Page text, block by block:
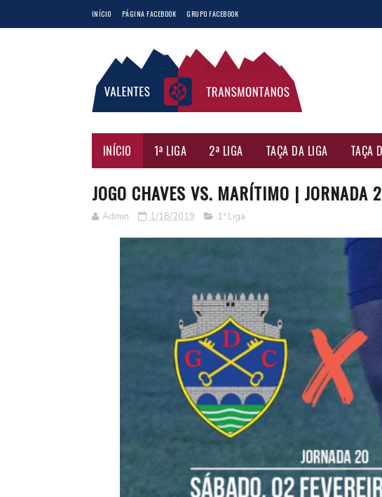
INÍCIO PÁGINA FACEBOOK GRUPO FACEBOOK
INÍCIO 1ª LIGA 2ª LIGA TAÇA DA LIGA TAÇA
JOGO CHAVES VS. MARÍTIMO | JORNADA
Admin 1/18/2019 1ª Liga